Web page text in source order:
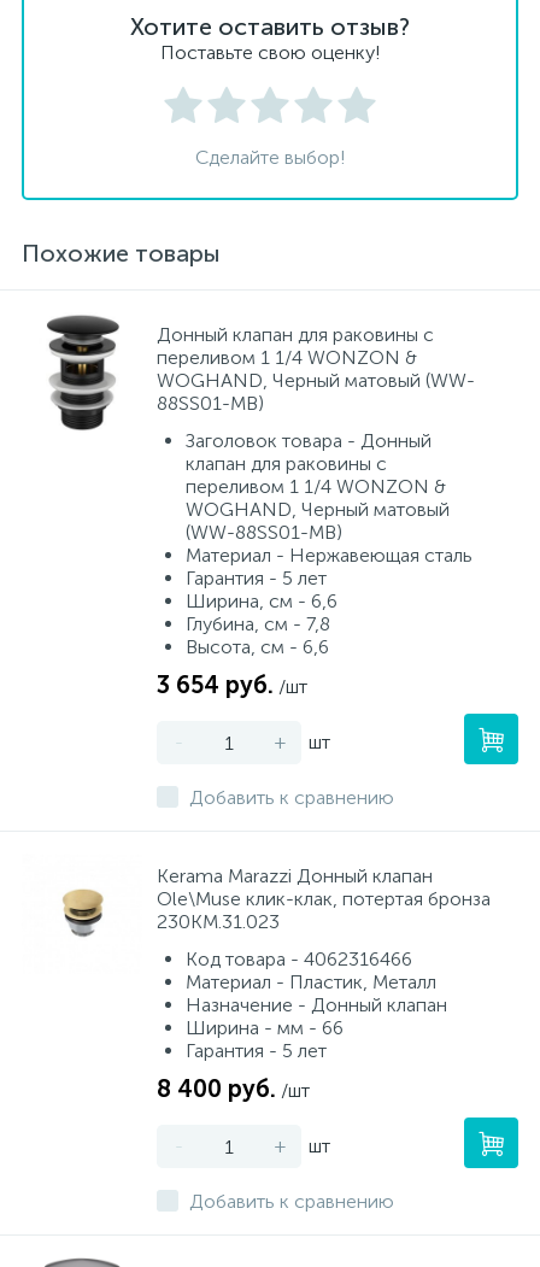
Хотите оставить отзыв?
Поставьте свою оценку!
Сделайте выбор!
Похожие товары
Донный клапан для раковины с
переливом 1 1/4 WONZON &
WOGHAND, Черный матовый (WW-
88SS01-MB)
Заголовок товара - Донный
клапан для раковины с
переливом 1 1/4 WONZON &
WOGHAND, Черный матовый
(WW-88SS01-MB)
Материал - Нержавеющая сталь
Гарантия - 5 лет
Ширина, см - 6,6
Глубина, см - 7,8
Высота, см - 6,6
3 654 руб. /шт
- + шт
Добавить к сравнению
Kerama Marazzi Донный клапан
Ole\Muse клик-клак, потертая бронза
230KM.31.023
Код товара - 4062316466
Материал - Пластик, Металл
Назначение - Донный клапан
Ширина - мм - 66
Гарантия - 5 лет
8 400 руб. /шт
- + шт
Добавить к сравнению